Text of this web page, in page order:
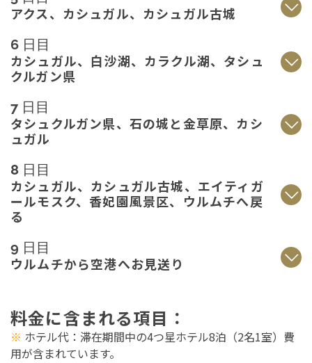
アクス、カシュガル、カシュガル古城
6 日目
カシュガル、白沙湖、カラクル湖、タシュ
クルガン県
7 日目
タシュクルガン県、石の城と金草原、カシ
ュガル
8 日目
カシュガル、カシュガル古城、エイティガ
ールモスク、香妃園風景区、ウルムチへ戻
る
9 日目
ウルムチから空港へお見送り
料金に含まれる項目 ：
※ ホテル代 ：滞在期間中の4つ星ホテル8泊（2名1室）費
用が含まれています。